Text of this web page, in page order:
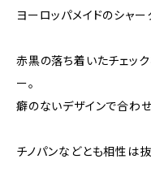
ヨーロッパメイドのシャー
赤黒の落ち着いたチェッ
ー。
癖のないデザインで合わ
チノパンなどとも相性は